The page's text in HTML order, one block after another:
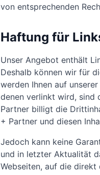
von entsprechenden
Haftung für
Unser Angebot enthält
Deshalb können wir für
werden Ihnen auf
denen verlinkt wird, sind
Partner billigt die
+ Partner und diesen
Jedoch kann keine
und in letzter Aktualität
Webseiten, auf die